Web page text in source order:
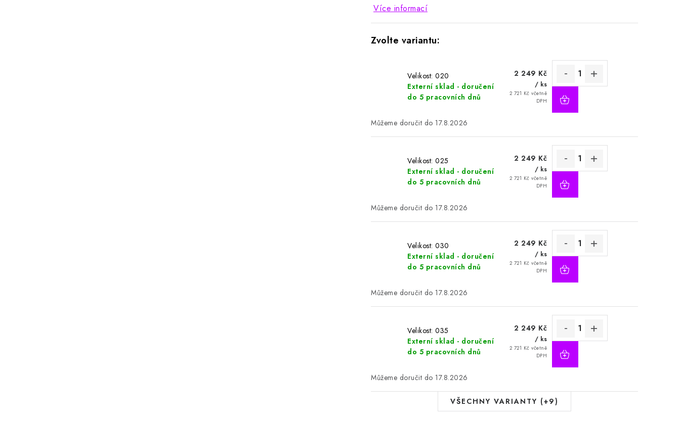
Více informací
Velikost: 020
Externí sklad - doručení
do 5 pracovních dnů
2 249 Kč
/ ks
2 721 Kč včetně
DPH
17.8.2026
Velikost: 025
Externí sklad - doručení
do 5 pracovních dnů
2 249 Kč
/ ks
2 721 Kč včetně
DPH
17.8.2026
Velikost: 030
Externí sklad - doručení
do 5 pracovních dnů
2 249 Kč
/ ks
2 721 Kč včetně
DPH
17.8.2026
Velikost: 035
Externí sklad - doručení
do 5 pracovních dnů
2 249 Kč
/ ks
2 721 Kč včetně
DPH
17.8.2026
VŠECHNY VARIANTY (+9)